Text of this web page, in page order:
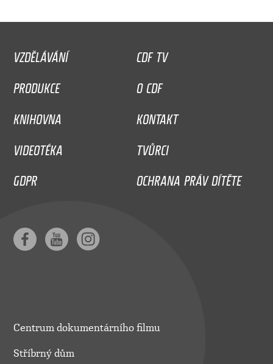
VZDĚLÁVÁNÍ
CDF TV
PRODUKCE
O CDF
KNIHOVNA
KONTAKT
VIDEOTÉKA
TVŮRCI
GDPR
OCHRANA PRÁV DÍTĚTE
Centrum dokumentárního filmu
Stříbrný dům